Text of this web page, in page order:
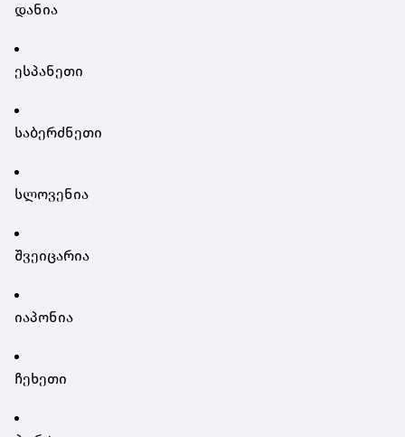
დანია
ესპანეთი
საბერძნეთი
სლოვენია
შვეიცარია
იაპონია
ჩეხეთი